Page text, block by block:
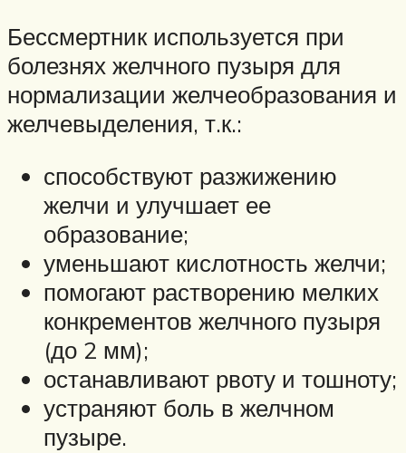
Бессмертник используется при
болезнях желчного пузыря для
нормализации желчеобразования и
желчевыделения, т.к.:
способствуют разжижению
желчи и улучшает ее
образование;
уменьшают кислотность желчи;
помогают растворению мелких
конкрементов желчного пузыря
(до 2 мм);
останавливают рвоту и тошноту;
устраняют боль в желчном
пузыре.